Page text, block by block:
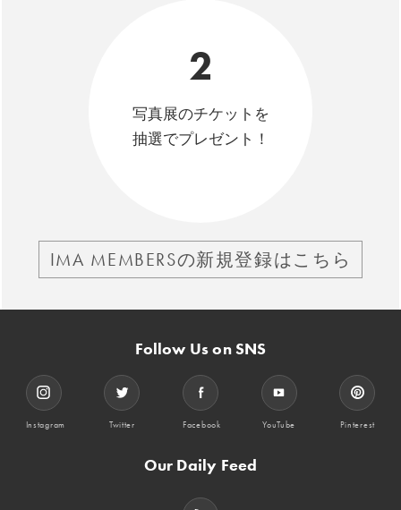
2
写真展のチケットを
抽選でプレゼント！
IMA MEMBERSの新規登録はこちら
Follow Us on SNS
Instagram Twitter Facebook YouTube Pinterest
Our Daily Feed